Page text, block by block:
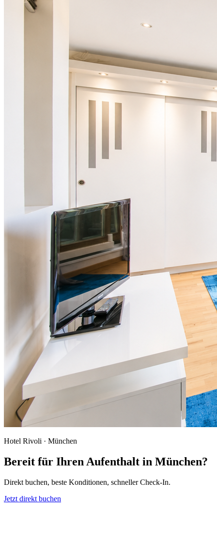
Hotel Rivoli · München
Bereit für Ihren Aufenthalt in München?
Direkt buchen, beste Konditionen, schneller Check-In.
Jetzt direkt buchen